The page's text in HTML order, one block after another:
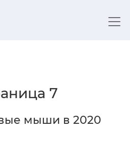
7
мыши в 2020